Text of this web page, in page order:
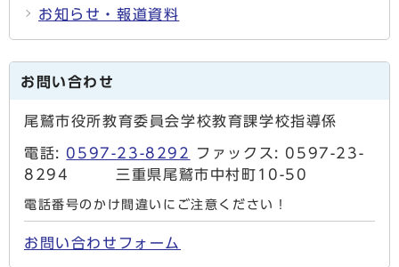
お知らせ・報道資料
お問い合わせ
尾鷲市役所教育委員会学校教育課学校指導係
電話: 0597-23-8292
ファックス: 0597-23-
8294 三重県尾鷲市中村町10-50
電話番号のかけ間違いにご注意ください！
お問い合わせフォーム